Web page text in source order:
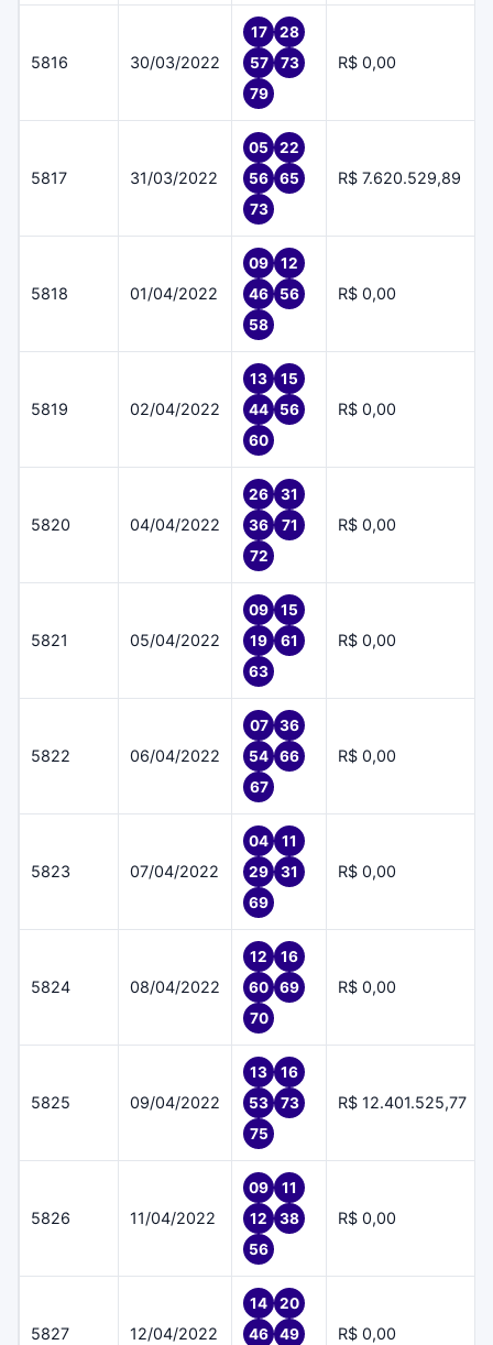
5816 30/03/2022
17
28
57
73
79
R$ 0,00
5817 31/03/2022
05
22
56
65
73
R$ 7.620.529,89
5818 01/04/2022
09
12
46
56
58
R$ 0,00
5819 02/04/2022
13
15
44
56
60
R$ 0,00
5820 04/04/2022
26
31
36
71
72
R$ 0,00
5821 05/04/2022
09
15
19
61
63
R$ 0,00
5822 06/04/2022
07
36
54
66
67
R$ 0,00
5823 07/04/2022
04
11
29
31
69
R$ 0,00
5824 08/04/2022
12
16
60
69
70
R$ 0,00
5825 09/04/2022
13
16
53
73
75
R$ 12.401.525,77
5826 11/04/2022
09
11
12
38
56
R$ 0,00
5827 12/04/2022
14
20
46
49
R$ 0,00